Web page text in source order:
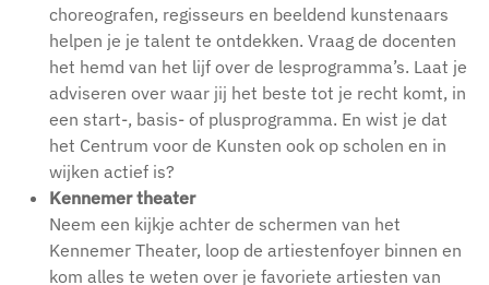
choreografen, regisseurs en beeldend kunstenaars
helpen je je talent te ontdekken. Vraag de docenten
het hemd van het lijf over de lesprogramma’s. Laat je
adviseren over waar jij het beste tot je recht komt, in
een start-, basis- of plusprogramma. En wist je dat
het Centrum voor de Kunsten ook op scholen en in
wijken actief is?
Kennemer theater
Neem een kijkje achter de schermen van het
Kennemer Theater, loop de artiestenfoyer binnen en
kom alles te weten over je favoriete artiesten van